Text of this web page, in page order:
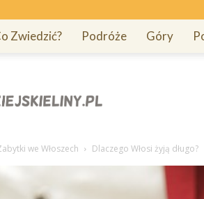
Zwiedzić? Podróże Góry
we Włoszech Dlaczego Włosi żyją długo?